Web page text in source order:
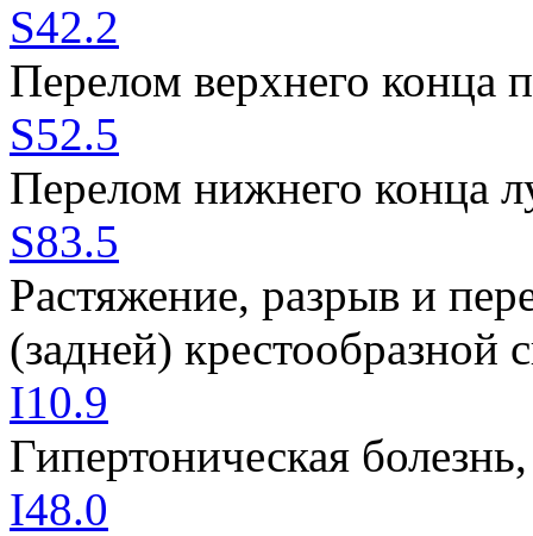
S42.2
Перелом верхнего конца
S52.5
Перелом нижнего конца
S83.5
Растяжение, разрыв и
(задней) крестообразной
I10.9
Гипертоническая
I48.0